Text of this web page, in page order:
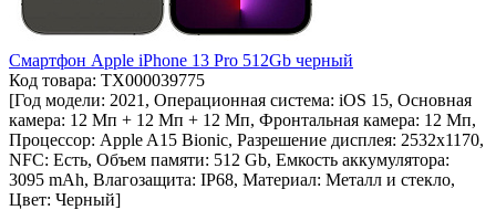
Смартфон Apple iPhone 13 Pro 512Gb черный
Код товара: ТХ000039775
[Год модели: 2021, Операционная система: iOS 15, Основная
камера: 12 Мп + 12 Мп + 12 Мп, Фронтальная камера: 12 Мп,
Процессор: Apple A15 Bionic, Разрешение дисплея: 2532х1170,
NFC: Есть, Объем памяти: 512 Gb, Емкость аккумулятора:
3095 mAh, Влагозащита: IP68, Материал: Металл и стекло,
Цвет: Черный]